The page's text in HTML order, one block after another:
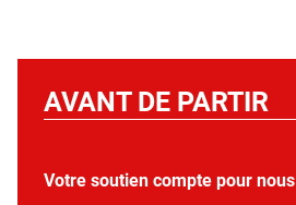
AVANT DE PARTIR
Votre soutien compte pour nous